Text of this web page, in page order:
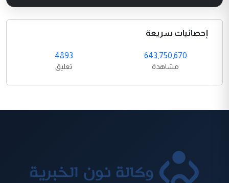
إحصائيات سريعة
643,750,670
مشاهدة
4893
تعليق